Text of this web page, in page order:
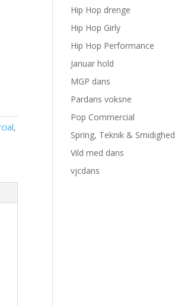
,
Hip Hop drenge
Hip Hop Girly
Hip Hop Performance
Januar hold
MGP dans
Pardans voksne
Pop Commercial
Spring, Teknik & Smidighed
Vild med dans
vjcdans